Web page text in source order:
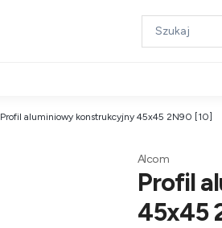
Profil aluminiowy konstrukcyjny 45x45 2N90 [10]
Alcom
Profil
45x45